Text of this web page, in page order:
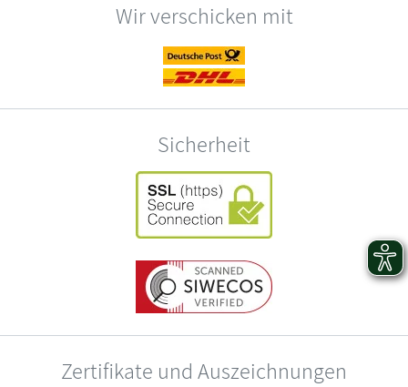
Wir verschicken mit
Sicherheit
Zertifikate und Auszeichnungen